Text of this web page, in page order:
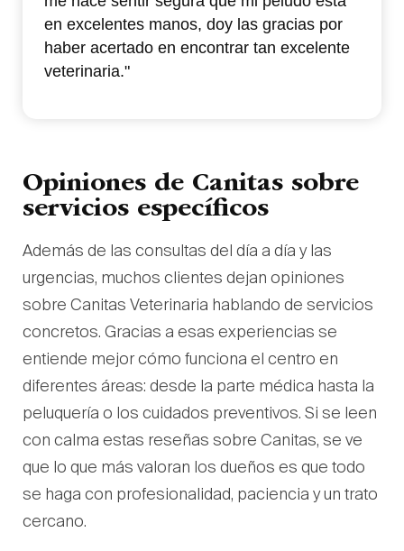
en excelentes manos, doy las gracias por
haber acertado en encontrar tan excelente
veterinaria."
Opiniones de Canitas sobre
servicios específicos
Además de las consultas del día a día y las
urgencias, muchos clientes dejan opiniones
sobre Canitas Veterinaria hablando de servicios
concretos. Gracias a esas experiencias se
entiende mejor cómo funciona el centro en
diferentes áreas: desde la parte médica hasta la
peluquería o los cuidados preventivos. Si se leen
con calma estas reseñas sobre Canitas, se ve
que lo que más valoran los dueños es que todo
se haga con profesionalidad, paciencia y un trato
cercano.